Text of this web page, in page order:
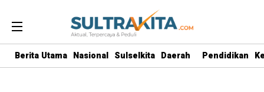
Berita Utama Nasional Sulselkita Daerah Pendidikan